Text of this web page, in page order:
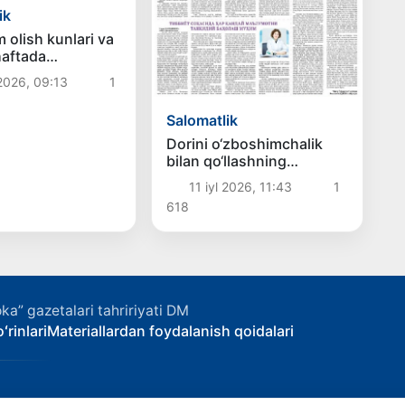
olish kunlari va
jaziramadan
kerak?
09:13
1
Salomatlik
Dorini o‘zboshimchalik
bilan qo‘llashning
asoratlari xavotirli
11 iyl 2026, 11:43
1
618
gazetalari tahririyati DM
Materiallardan foydalanish qoidalari